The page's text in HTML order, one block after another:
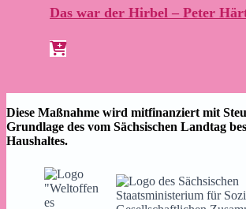
Das war der Hirbel – Peter
Diese Maßnahme wird mitfinanziert mit
Grundlage des vom Sächsischen Landtag
Haushaltes.